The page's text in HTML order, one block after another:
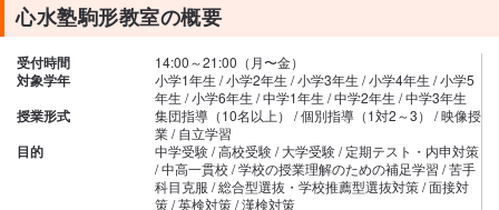
心水塾駒形教室の概要
受付時間 14:00～21:00（月〜金）
対象学年
小学1年生 / 小学2年生 / 小学3年生 / 小学4年生 / 小学5
年生 / 小学6年生 / 中学1年生 / 中学2年生 / 中学3年生
授業形式
集団指導（10名以上） / 個別指導（1対2～3） / 映像授
業 / 自立学習
目的
中学受験 / 高校受験 / 大学受験 / 定期テスト・内申対策
/ 中高一貫校 / 学校の授業理解のための補足学習 / 苦手
科目克服 / 総合型選抜・学校推薦型選抜対策 / 面接対
策 / 英検対策 / 漢検対策